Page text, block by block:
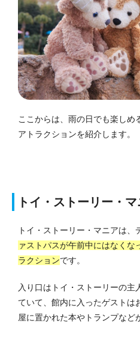
ここからは、雨の日でも楽しめ
アトラクションを紹介します。
トイ・ストーリー・
トイ・ストーリー・マニアは、
ァストパスが午前中にはなくな
ラクションです。
入り口はトイ・ストーリーの主
ていて、館内に入ったゲストは
屋に置かれた本やトランプなど